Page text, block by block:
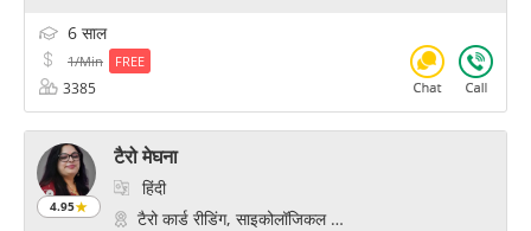
6 साल
1/Min FREE
3385
4.95
टैरो मेघना
हिंदी
टैरो कार्ड रीडिंग, साइकोलॉजिकल रीडिंग, फॉर्च्यून, पिछले जन्म की स्मृति